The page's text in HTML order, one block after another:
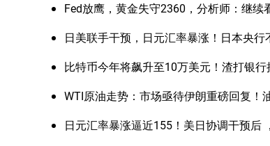
Fed放鹰，黄金失守2360，分析师：继续
日美联手干预，日元汇率暴涨！日本央行
比特币今年将飙升至10万美元！渣打银行
WTI原油走势：市场亟待伊朗重磅回复！
日元汇率暴涨逼近155！美日协调干预后